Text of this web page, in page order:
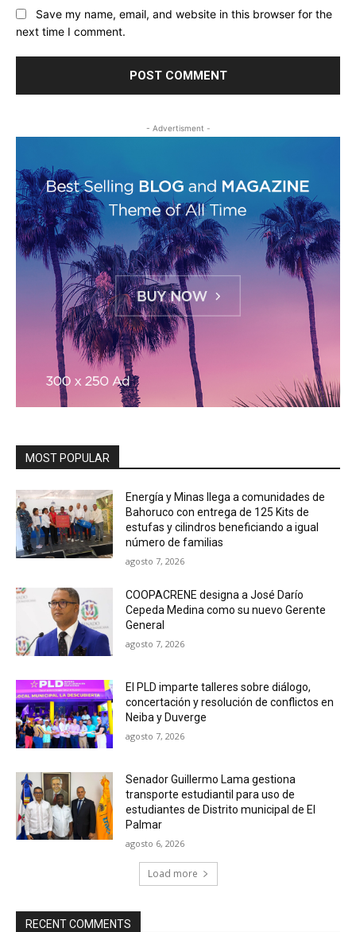
Save my name, email, and website in this browser for the
next time I comment.
- Advertisment -
MOST POPULAR
Energía y Minas llega a comunidades de
Bahoruco con entrega de 125 Kits de
estufas y cilindros beneficiando a igual
número de familias
agosto 7, 2026
COOPACRENE designa a José Darío
Cepeda Medina como su nuevo Gerente
General
agosto 7, 2026
El PLD imparte talleres sobre diálogo,
concertación y resolución de conflictos en
Neiba y Duverge
agosto 7, 2026
Senador Guillermo Lama gestiona
transporte estudiantil para uso de
estudiantes de Distrito municipal de El
Palmar
agosto 6, 2026
Load more
RECENT COMMENTS